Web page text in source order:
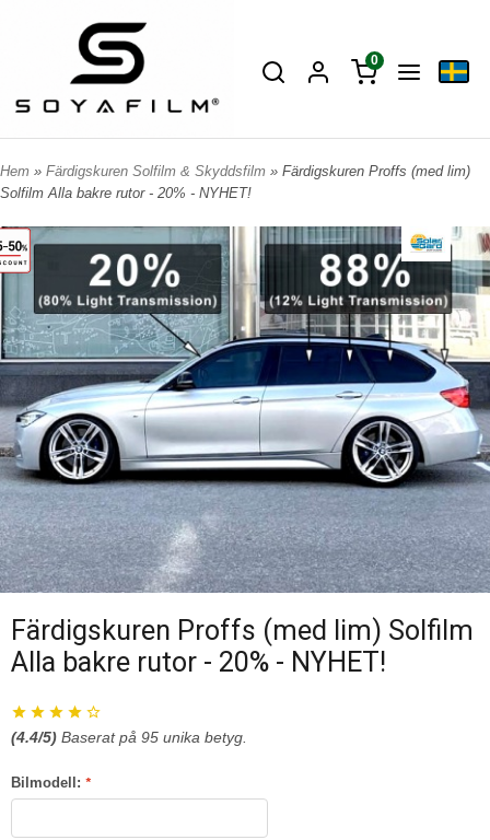
0
Hem » Färdigskuren Solfilm & Skyddsfilm » Färdigskuren Proffs (med lim)
Solfilm Alla bakre rutor - 20% - NYHET!
Färdigskuren Proffs (med lim) Solfilm
Alla bakre rutor - 20% - NYHET!
(4.4/5) Baserat på 95 unika betyg.
Bilmodell: *